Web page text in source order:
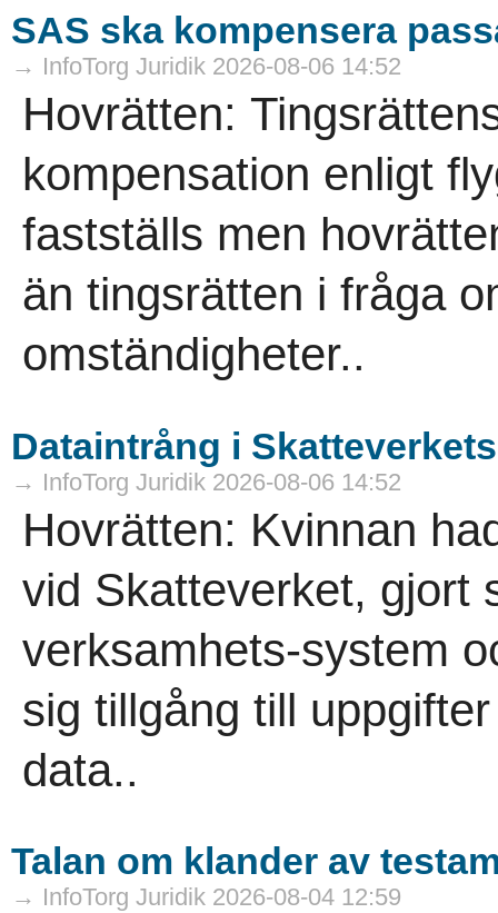
SAS ska kompensera
→ InfoTorg Juridik 2026-08-06 14:52
Hovrätten:
kompensation enligt
fastställs men
än tingsrätten i fråga
omständigheter..
Dataintrång i
→ InfoTorg Juridik 2026-08-06 14:52
Hovrätten: Kvinnan
vid Skatteverket, gjort
verksamhets-system
sig tillgång till
data..
Talan om klander av
→ InfoTorg Juridik 2026-08-04 12:59